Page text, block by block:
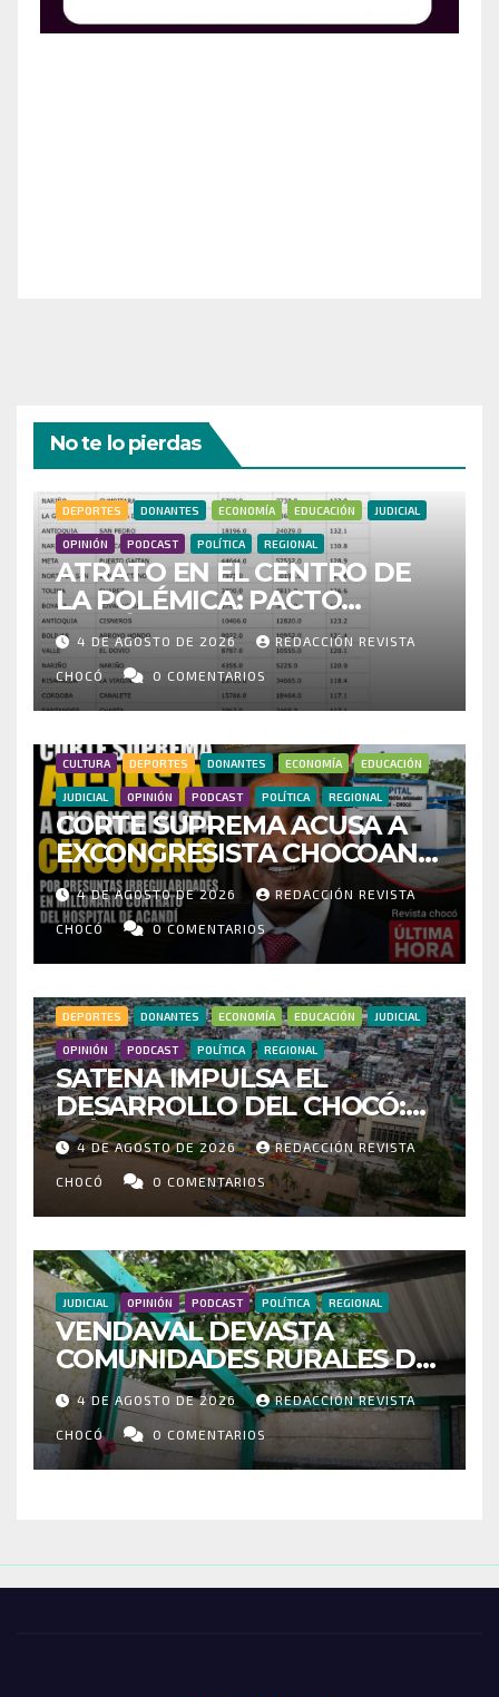
No te lo pierdas
DEPORTES DONANTES ECONOMÍA EDUCACIÓN JUDICIAL
OPINIÓN PODCAST POLÍTICA REGIONAL
ATRATO EN EL CENTRO DE
LA POLÉMICA: PACTO
HISTÓRICO CUESTIONA
CENSO ELECTORAL Y PIDE
INVESTIGAR PRESUNTO
FRAUDE
4 DE AGOSTO DE 2026 REDACCIÓN REVISTA
CHOCÓ 0 COMENTARIOS
CULTURA DEPORTES DONANTES ECONOMÍA EDUCACIÓN
JUDICIAL OPINIÓN PODCAST POLÍTICA REGIONAL
CORTE SUPREMA ACUSA A
EXCONGRESISTA CHOCOANO
POR PRESUNTAS
IRREGULARIDADES EN
MILLONARIO CONTRATO DEL
HOSPITAL DE ACANDÍ
4 DE AGOSTO DE 2026 REDACCIÓN REVISTA
CHOCÓ 0 COMENTARIOS
DEPORTES DONANTES ECONOMÍA EDUCACIÓN JUDICIAL
OPINIÓN PODCAST POLÍTICA REGIONAL
SATENA IMPULSA EL
DESARROLLO DEL CHOCÓ:
MÁS DE 35 MIL PASAJEROS
MOVILIZADOS Y NUEVAS
RUTAS FORTALECEN LA
CONECTIVIDAD
4 DE AGOSTO DE 2026 REDACCIÓN REVISTA
CHOCÓ 0 COMENTARIOS
JUDICIAL OPINIÓN PODCAST POLÍTICA REGIONAL
VENDAVAL DEVASTA
COMUNIDADES RURALES DE
RIOSUCIO: ESCUELAS,
VIVIENDAS Y CEMENTERIO
ENTRE LOS AFECTADOS
4 DE AGOSTO DE 2026 REDACCIÓN REVISTA
CHOCÓ 0 COMENTARIOS